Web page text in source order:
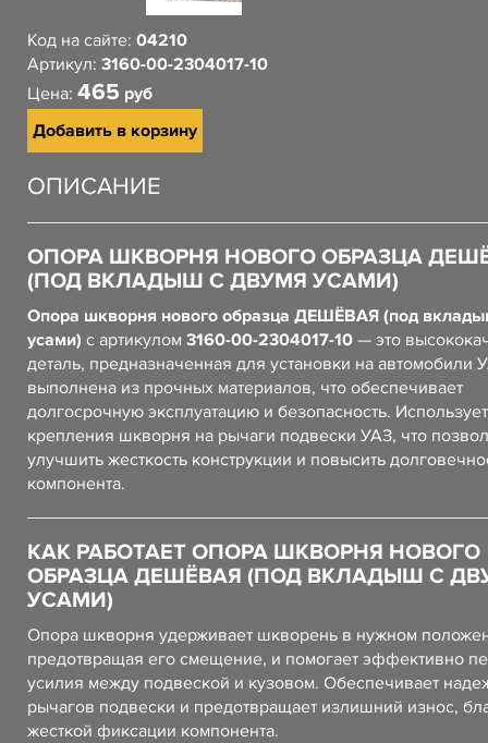
Код на сайте: 04210
Артикул: 3160-00-2304017-10
Цена: 465 руб
Добавить в корзину
ОПИСАНИЕ
ОПОРА ШКВОРНЯ НОВОГО ОБРАЗЦА
(ПОД ВКЛАДЫШ С ДВУМЯ УСАМИ)
Опора шкворня нового образца ДЕШЁВАЯ (под
усами) с артикулом 3160-00-2304017-10 — это
деталь, предназначенная для установки на автомобили
выполнена из прочных материалов, что обеспечивает
долгосрочную эксплуатацию и безопасность.
крепления шкворня на рычаги подвески УАЗ, что
улучшить жесткость конструкции и повысить
компонента.
КАК РАБОТАЕТ ОПОРА ШКВОРНЯ НОВОГО
ОБРАЗЦА ДЕШЁВАЯ (ПОД ВКЛАДЫШ С
УСАМИ)
Опора шкворня удерживает шкворень в нужном
предотвращая его смещение, и помогает эффективно
усилия между подвеской и кузовом. Обеспечивает
рычагов подвески и предотвращает излишний износ,
жесткой фиксации компонента.